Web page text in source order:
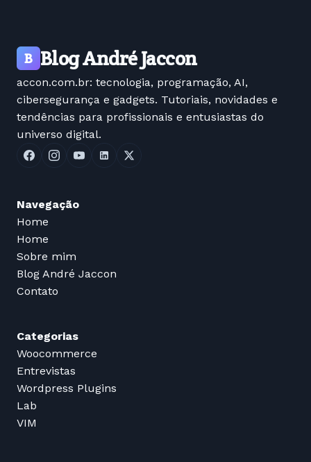
B Blog André Jaccon
accon.com.br: tecnologia, programação, AI,
cibersegurança e gadgets. Tutoriais, novidades e
tendências para profissionais e entusiastas do
universo digital.
Navegação
Home
Home
Sobre mim
Blog André Jaccon
Contato
Categorias
Woocommerce
Entrevistas
Wordpress Plugins
Lab
VIM